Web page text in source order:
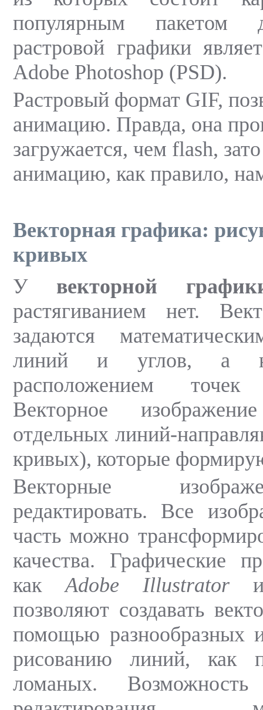
популярным пакетом
растровой графики
Adobe Photoshop (PSD).
Растровый формат GIF,
анимацию. Правда, она
загружается, чем flash,
анимацию, как правило,
Векторная графика:
кривых
У векторной
растягиванием нет.
задаются
линий и углов, а
расположением
Векторное
отдельных линий-
кривых), которые
Векторные
редактировать. Все
часть можно
качества. Графические
какAdobe Illustrator
позволяют создавать
помощью разнообразных
рисованию линий, как
ломаных.